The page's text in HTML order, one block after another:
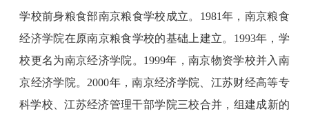
学校前身粮食部南京粮食学校成立。1981年，南京粮食
经济学院在原南京粮食学校的基础上建立。1993年，学
校更名为南京经济学院。1999年，南京物资学校并入南
京经济学院。2000年，南京经济学院、江苏财经高等专
科学校、江苏经济管理干部学院三校合并，组建成新的